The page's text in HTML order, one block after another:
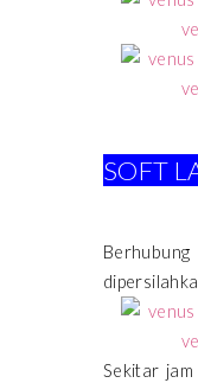
SOFT
Sekitar